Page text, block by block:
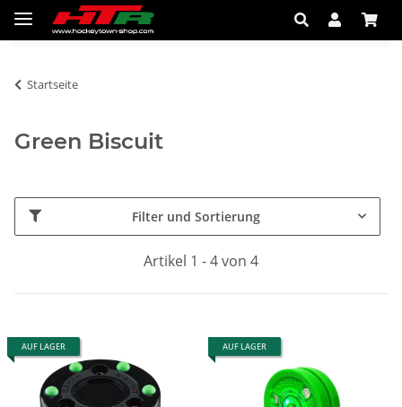
Startseite
Green Biscuit
Filter und Sortierung
Artikel 1 - 4 von 4
AUF LAGER AUF LAGER